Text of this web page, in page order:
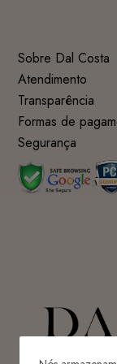
Sobre Dal Costa
Atendimento
Transparência
Formas de
Segurança